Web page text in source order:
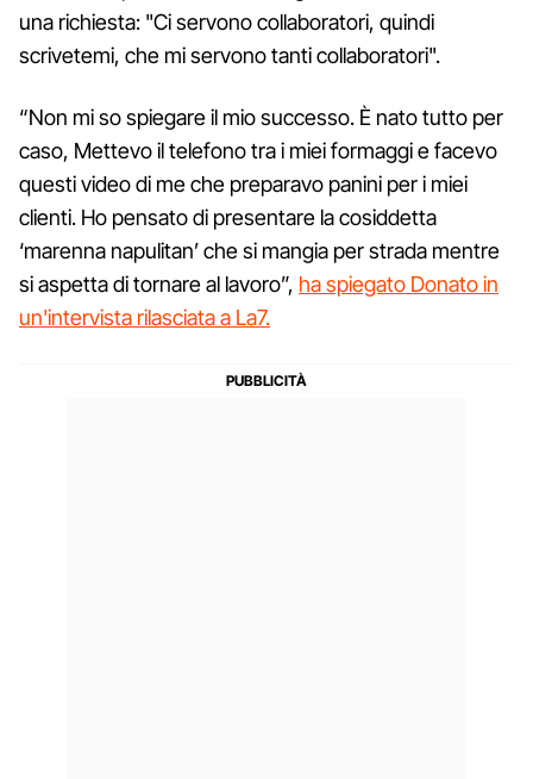
una richiesta: "Ci servono collaboratori, quindi
scrivetemi, che mi servono tanti collaboratori".
“Non mi so spiegare il mio successo. È nato tutto per
caso, Mettevo il telefono tra i miei formaggi e facevo
questi video di me che preparavo panini per i miei
clienti. Ho pensato di presentare la cosiddetta
‘marenna napulitan’ che si mangia per strada mentre
si aspetta di tornare al lavoro”, ha spiegato Donato in
un'intervista rilasciata a La7.